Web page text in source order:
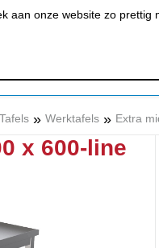
aan onze website zo
» Werktafels » Extra
x 600-line